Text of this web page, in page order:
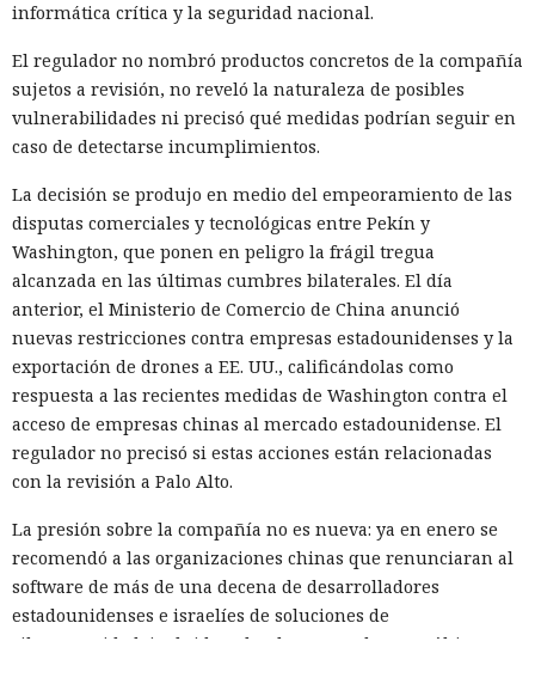
informática crítica y la seguridad nacional.
El regulador no nombró productos concretos de la compañía
sujetos a revisión, no reveló la naturaleza de posibles
vulnerabilidades ni precisó qué medidas podrían seguir en
caso de detectarse incumplimientos.
La decisión se produjo en medio del empeoramiento de las
disputas comerciales y tecnológicas entre Pekín y
Washington, que ponen en peligro la frágil tregua
alcanzada en las últimas cumbres bilaterales. El día
anterior, el Ministerio de Comercio de China anunció
nuevas restricciones contra empresas estadounidenses y la
exportación de drones a EE. UU., calificándolas como
respuesta a las recientes medidas de Washington contra el
acceso de empresas chinas al mercado estadounidense. El
regulador no precisó si estas acciones están relacionadas
con la revisión a Palo Alto.
La presión sobre la compañía no es nueva: ya en enero se
recomendó a las organizaciones chinas que renunciaran al
software de más de una decena de desarrolladores
estadounidenses e israelíes de soluciones de
ciberseguridad, incluida Palo Alto Networks. Esta última,